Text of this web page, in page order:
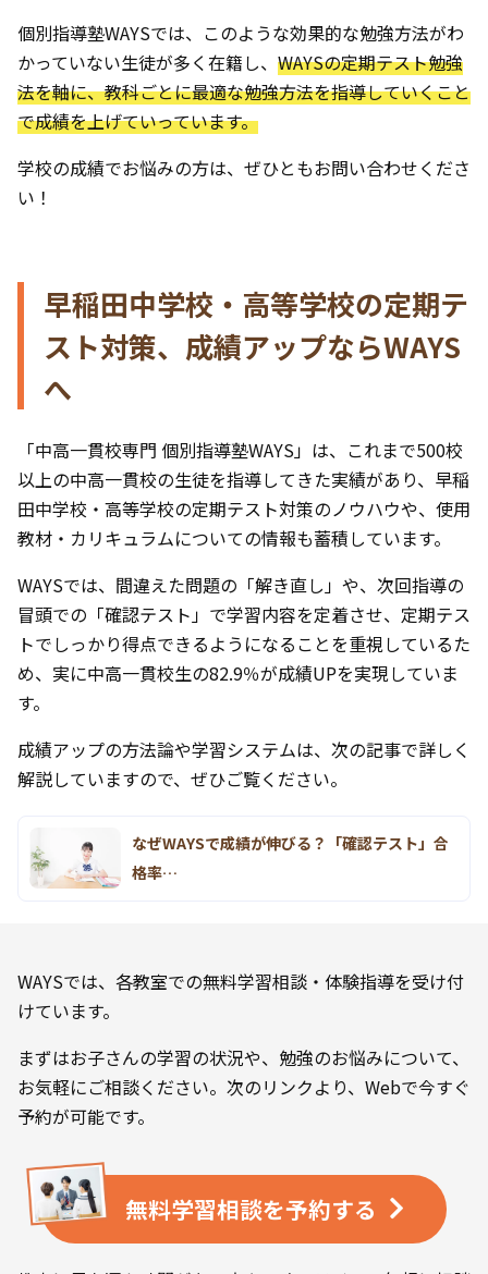
個別指導塾WAYSでは、このような効果的な勉強方法がわ
かっていない生徒が多く在籍し、 WAYSの定期テスト勉強
法を軸に、教科ごとに最適な勉強方法を指導していくこと
で成績を上げていっています。
学校の成績でお悩みの方は、ぜひともお問い合わせくださ
い！
早稲田中学校・高等学校の定期テ
スト対策、成績アップならWAYS
へ
「中高一貫校専門 個別指導塾WAYS」は、これまで500校
以上の中高一貫校の生徒を指導してきた実績があり、早稲
田中学校・高等学校の定期テスト対策のノウハウや、使用
教材・カリキュラムについての情報も蓄積しています。
WAYSでは、間違えた問題の「解き直し」や、次回指導の
冒頭での「確認テスト」で学習内容を定着させ、定期テス
トでしっかり得点できるようになることを重視しているた
め、実に中高一貫校生の82.9％が成績UPを実現していま
す。
成績アップの方法論や学習システムは、次の記事で詳しく
解説していますので、ぜひご覧ください。
なぜWAYSで成績が伸びる？「確認テスト」合
格率…
WAYSでは、各教室での無料学習相談・体験指導を受け付
けています。
まずはお子さんの学習の状況や、勉強のお悩みについて、
お気軽にご相談ください。次のリンクより、Webで今すぐ
予約が可能です。
無料学習相談を予約する